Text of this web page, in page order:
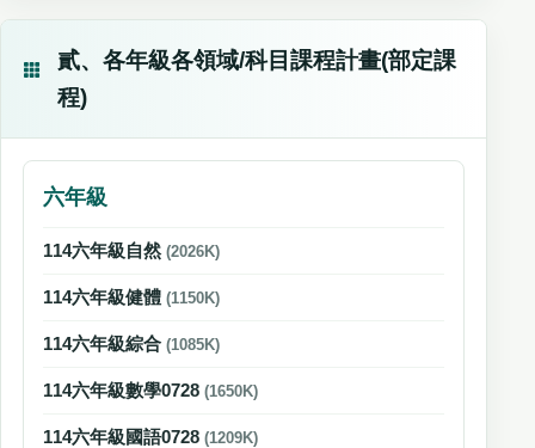
貳、各年級各領域/科目課程計畫(部定課
程)
六年級
114六年級自然 (2026K)
114六年級健體 (1150K)
114六年級綜合 (1085K)
114六年級數學0728 (1650K)
114六年級國語0728 (1209K)